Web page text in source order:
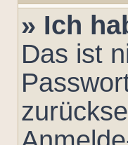
» Ich
Das ist